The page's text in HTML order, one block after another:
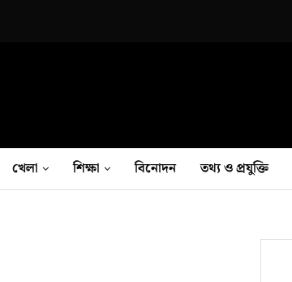
খেলা শিক্ষা বিনোদন তথ‍্য ও প্রযুক্তি